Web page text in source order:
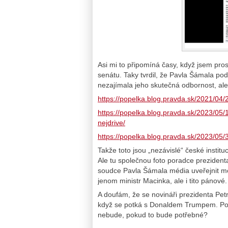
Asi mi to připomíná časy, když jsem
senátu. Taky tvrdil, že Pavla Šámala
nezajímala jeho skutečná odbornost,
https://popelka.blog.pravda.sk/2021/
https://popelka.blog.pravda.sk/2023/
nejdrive/
https://popelka.blog.pravda.sk/2023/
Takže toto jsou „nezávislé“ české
Ale tu společnou foto poradce
soudce Pavla Šámala média uveřejnit
jenom ministr Macinka, ale i tito pánové.
A doufám, že se novináři prezidenta
když se potká s Donaldem Trumpem.
nebude, pokud to bude potřebné?